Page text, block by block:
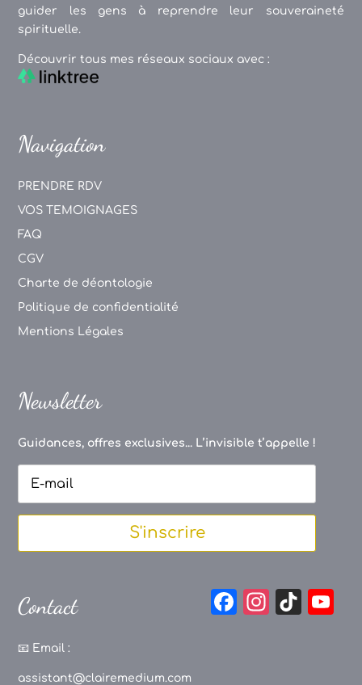
guider les gens à reprendre leur souveraineté
spirituelle.
Découvrir tous mes réseaux sociaux avec :
Navigation
PRENDRE RDV
VOS TEMOIGNAGES
FAQ
CGV
Charte de déontologie
Politique de confidentialité
Mentions Légales
Newsletter
Guidances, offres exclusives... L’invisible t’appelle !
S'inscrire
Contact
📧 Email :
assistant@clairemedium.com
F
In
Ti